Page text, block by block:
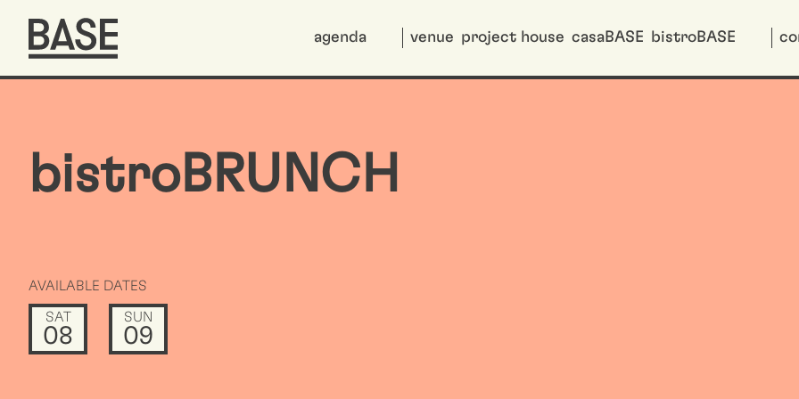
agenda venue project house casaBASE bistroBASE
bistroBRUNCH
AVAILABLE DATES
SAT
08
SUN
09